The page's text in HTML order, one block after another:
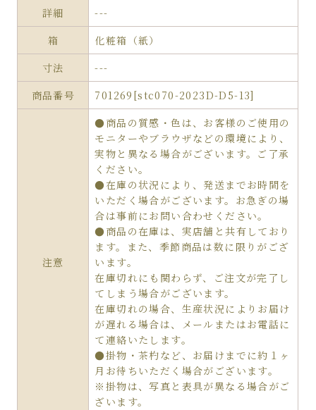
詳細
---
箱
化粧箱（紙）
寸法
---
商品番号
701269[stc070-2023D-D5-13]
注意
●商品の質感・色は、お客様のご使用の
モニターやブラウザなどの環境により、
実物と異なる場合がございます。ご了承
ください。
●在庫の状況により、発送までお時間を
いただく場合がございます。お急ぎの場
合は事前にお問い合わせください。
●商品の在庫は、実店舗と共有しており
ます。また、季節商品は数に限りがござ
います。
在庫切れにも関わらず、ご注文が完了し
てしまう場合がございます。
在庫切れの場合、生産状況によりお届け
が遅れる場合は、メールまたはお電話に
て連絡いたします。
●掛物・茶杓など、お届けまでに約１ヶ
月お待ちいただく場合がございます。
※掛物は、写真と表具が異なる場合がご
ざいます。